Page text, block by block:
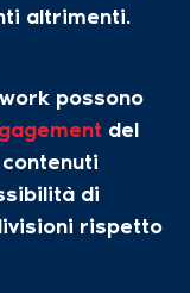
altrimenti.
possono
del
di
rispetto